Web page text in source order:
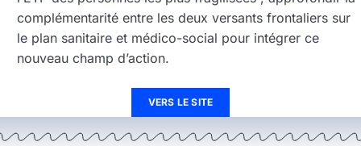
complémentarité entre les deux versants frontaliers sur
le plan sanitaire et médico-social pour intégrer ce
nouveau champ d’action.
VERS LE SITE